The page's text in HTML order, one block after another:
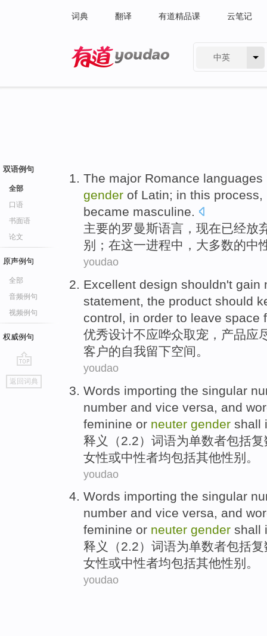
词典 翻译 有道精品课 云笔记
中英
双语例句
全部
口语
书面语
论文
原声例句
全部
音频例句
视频例句
权威例句
go
top
返回词典
The major Romance languages
gender of Latin; in this process,
became masculine.
主要的罗曼斯语言 ，现在已经放
别
； 在这一进程中 ， 大多数的中
youdao
Excellent design shouldn't gain
statement, the product should
control, in order to leave space
优秀设计不应哗众取宠， 产品应
客户的自我留下空间。
youdao
Words importing the singular
number and vice versa and
feminine or neuter gender shall
释义（2.2） 词语为单数者包括复
女性或中性者均包括其他性别。
youdao
Words importing the singular
number and vice versa, and
feminine or neuter gender shall
释义（2.2） 词语为单数者包括复
女性或中性者均包括其他性别。
youdao